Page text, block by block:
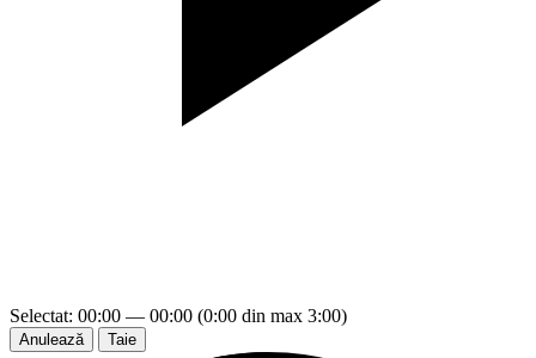
Selectat: 00:00 — 00:00 (0:00 din max 3:00)
Anulează Taie